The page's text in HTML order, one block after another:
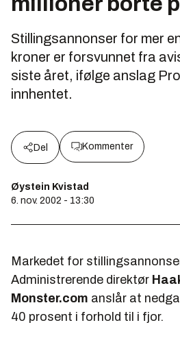
Stillingsannonser for mer
kroner er forsvunnet fra
siste året, ifølge anslag
innhentet.
Del Kommenter
Øystein Kvistad
6. nov. 2002 - 13:30
Markedet for
Administrerende direktør
Monster.com anslår at
40 prosent i forhold til i fjor.